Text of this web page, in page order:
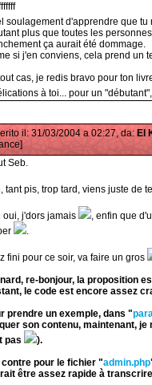
soulagement d'apprendre que
plus que toutes les
ça aurait été dommage.
si j'en conviens, cela prend un
cas, je redis bravo pour ton
à toi... pour un
il: 31/03/2004 a 02:27, da:El
Seb.
tant pis, trop tard, viens juste de
oui, j'dors jamais
, enfin que
.
fini pour ce soir, va faire un gros
re-bonjour, la proposition
le code est encore assez
prendre un exemple, dans "
son contenu, maintenant,
pas
).
contre pour le fichier "admin.php
être assez rapide à